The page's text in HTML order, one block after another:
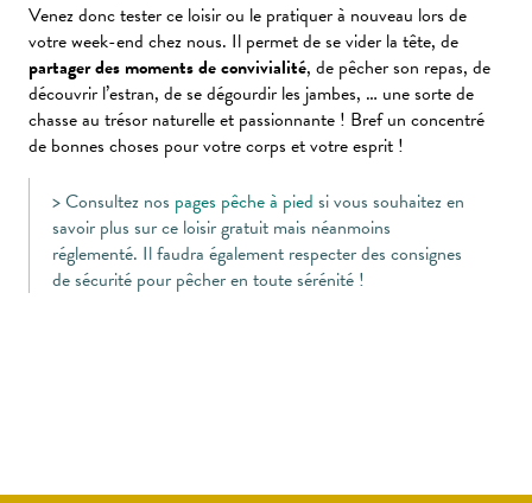
Venez donc tester ce loisir ou le pratiquer à nouveau lors de
votre week-end chez nous. Il permet de se vider la tête, de
partager des moments de convivialité, de pêcher son repas, de
découvrir l’estran, de se dégourdir les jambes, … une sorte de
chasse au trésor naturelle et passionnante ! Bref un concentré
de bonnes choses pour votre corps et votre esprit !
> Consultez nos pages pêche à pied si vous souhaitez en
savoir plus sur ce loisir gratuit mais néanmoins
réglementé. Il faudra également respecter des consignes
de sécurité pour pêcher en toute sérénité !